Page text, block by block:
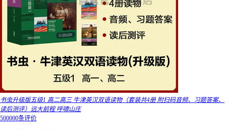
书虫升级版五级1 高二高三 牛津英汉双语读物（套装共4册 附扫码音频、习题答案、
读后测评）远大前程 呼啸山庄
500000条评价